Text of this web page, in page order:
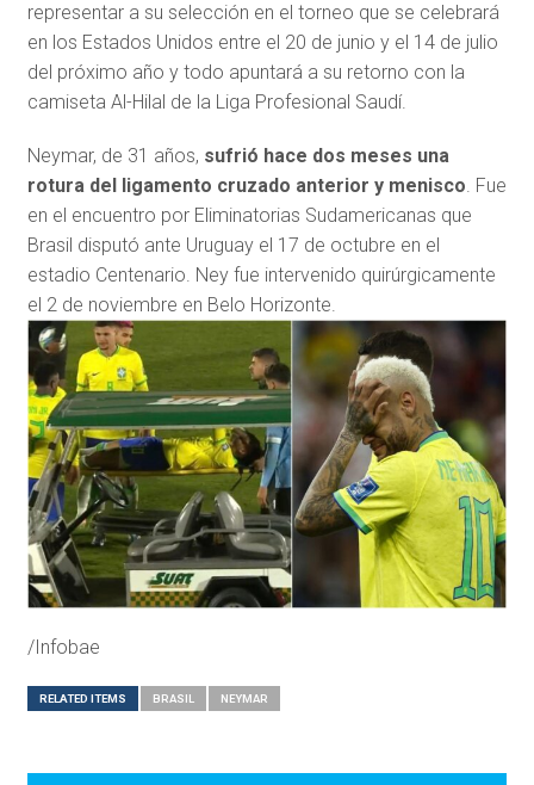
representar a su selección en el torneo que se celebrará
en los Estados Unidos entre el 20 de junio y el 14 de julio
del próximo año y todo apuntará a su retorno con la
camiseta Al-Hilal de la Liga Profesional Saudí.
Neymar, de 31 años, sufrió hace dos meses una
rotura del ligamento cruzado anterior y menisco. Fue
en el encuentro por Eliminatorias Sudamericanas que
Brasil disputó ante Uruguay el 17 de octubre en el
estadio Centenario. Ney fue intervenido quirúrgicamente
el 2 de noviembre en Belo Horizonte.
/Infobae
RELATED ITEMS BRASIL NEYMAR